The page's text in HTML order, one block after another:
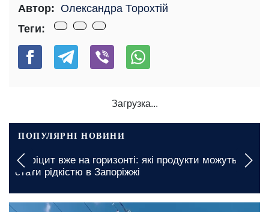
Автор: Олександра Торохтій
Теги:
Загрузка...
ПОПУЛЯРНІ НОВИНИ
Дефіцит вже на горизонті: які продукти можуть
стати рідкістю в Запоріжжі
сьогодні, 10:00